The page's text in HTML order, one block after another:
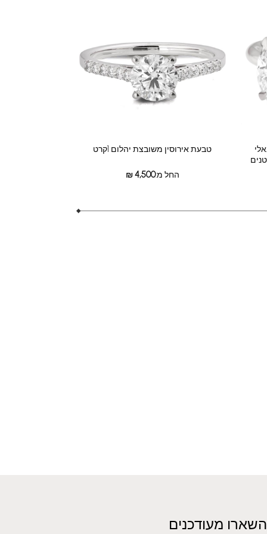
טבעת אירוסין משובצת יהלום 1קרט
החל מ: ₪4,500
השארו מעודכנים